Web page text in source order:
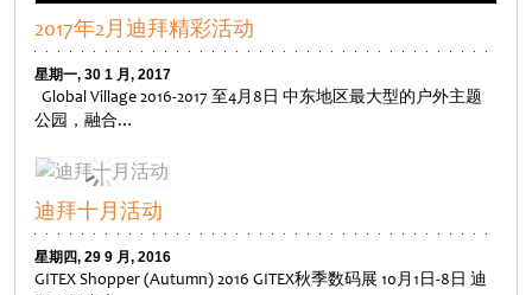
2017年2月迪拜精彩活动
星期一, 30 1 月, 2017
Global Village 2016-2017 至4月8日 中东地区最大型的户外主题
公园，融合…
迪拜十月活动
星期四, 29 9 月, 2016
GITEX Shopper (Autumn) 2016 GITEX秋季数码展 10月1日-8日 迪